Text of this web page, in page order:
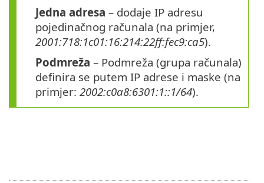
Jedna adresa – dodaje IP adresu
pojedinačnog računala (na primjer,
2001:718:1c01:16:214:22ff:fec9:ca5).
Podmreža – Podmreža (grupa računala)
definira se putem IP adrese i maske (na
primjer: 2002:c0a8:6301:1::1/64).